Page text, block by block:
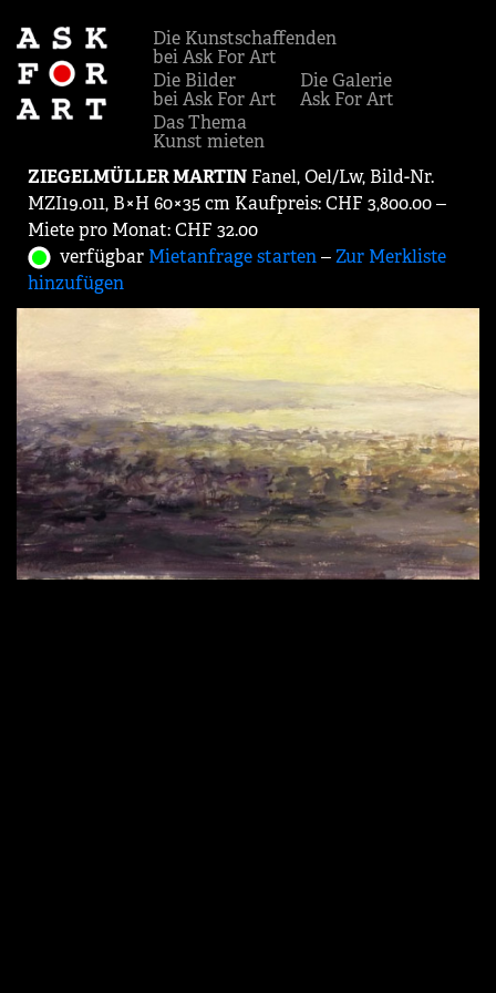
Die Kunstschaffenden
bei Ask For Art
Die Bilder
bei Ask For Art
Die Galerie
Ask For Art
Das Thema
Kunst mieten
ZIEGELMÜLLER MARTIN Fanel, Oel/Lw, Bild-Nr.
MZI19.011, B×H 60×35 cm Kaufpreis: CHF 3,800.00 ‒
Miete pro Monat: CHF 32.00
verfügbar Mietanfrage starten‒Zur Merkliste
hinzufügen